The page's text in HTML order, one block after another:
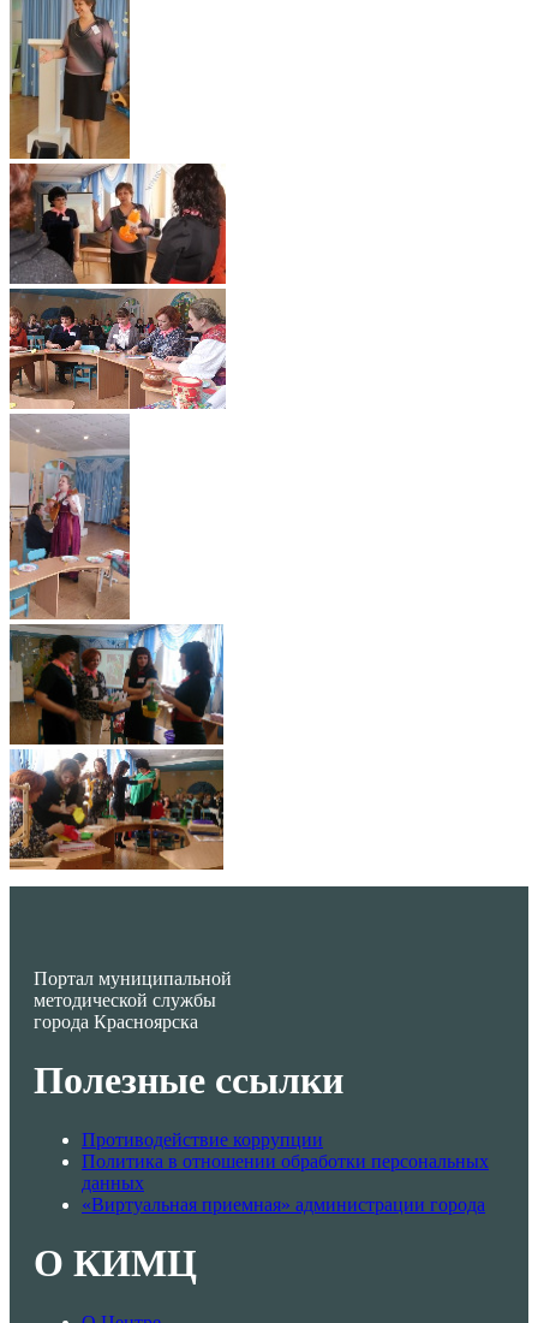
Портал муниципальной
методической службы
города Красноярска
Полезные ссылки
Противодействие коррупции
Политика в отношении обработки персональных
данных
«Виртуальная приемная» администрации города
О КИМЦ